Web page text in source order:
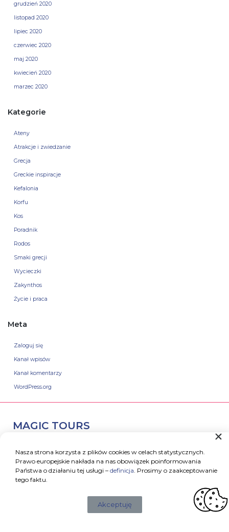
grudzień 2020
listopad 2020
lipiec 2020
czerwiec 2020
maj 2020
kwiecień 2020
marzec 2020
Kategorie
Ateny
Atrakcje i zwiedzanie
Grecja
Greckie inspiracje
Kefalonia
Korfu
Kos
Poradnik
Rodos
Smaki grecji
Wycieczki
Zakynthos
Życie i praca
Meta
Zaloguj się
Kanał wpisów
Kanał komentarzy
WordPress.org
MAGIC TOURS
Korfu
Kos
Kefalonia
Ateny
Nasza strona korzysta z plików cookies w celach statystycznych.
Prawo europejskie nakłada na nas obowiązek poinformowania
Państwa o działaniu tej usługi – definicja. Prosimy o zaakceptowanie
tego faktu.
Akceptuję